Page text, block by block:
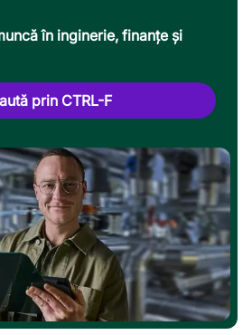
în inginerie, finanțe și
prin CTRL-F